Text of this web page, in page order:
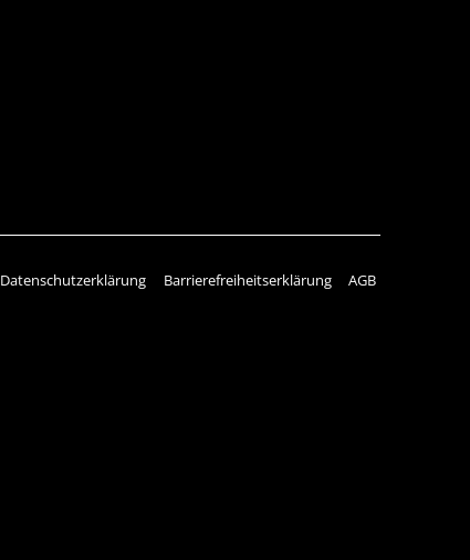
Datenschutzerklärung Barrierefreiheitserklärung AGB